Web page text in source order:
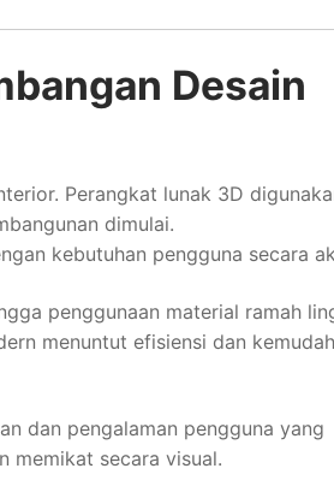
Desain
Perangkat lunak 3D
dimulai.
kebutuhan pengguna secara
penggunaan material ramah
menuntut efisiensi dan
dan pengalaman pengguna yang
memikat secara visual.